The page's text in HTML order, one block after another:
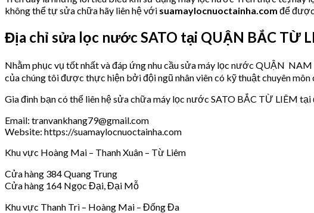
không thể tự sửa chữa hãy liên hệ với suamaylocnuoctainha.com để
Địa chỉ sửa lọc nước SATO tại QUẬN BẮC TỪ
Nhằm phục vụ tốt nhất và đáp ứng nhu cầu sửa máy lọc nước QUẬN NAM
của chúng tôi được thực hiện bởi đội ngũ nhân viên có kỹ thuật chuyên môn
Gia đình bạn có thể liên hệ sửa chữa máy lọc nước SATO BẮC TỪ LIÊM
Email: tranvankhang79@gmail.com
Website: https://suamaylocnuoctainha.com
Khu vực Hoàng Mai – Thanh Xuân – Từ Liêm
Cửa hàng 384 Quang Trung
Cửa hàng 164 Ngọc Đại, Đại Mỗ
Khu vực Thanh Trì – Hoàng Mai – Đống Đa